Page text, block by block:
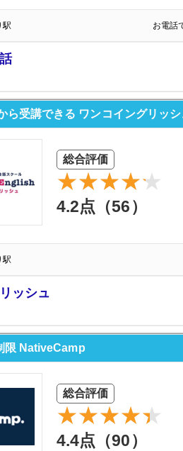
駅 お電話
ら受講できる ワンコイングリッシ
総合評価
4.2点（56）
駅
ッシュ
限 NativeCamp
総合評価
4.4点（90）